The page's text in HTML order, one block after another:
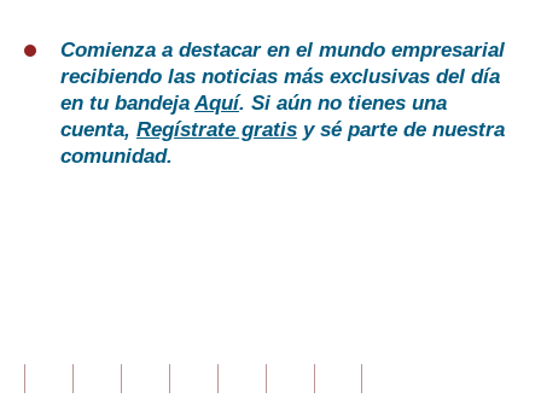
Comienza a destacar en el mundo empresarial
recibiendo las noticias más exclusivas del día
en tu bandejaAquí. Si aún no tienes una
cuenta, Regístrate gratis y sé parte de nuestra
comunidad.